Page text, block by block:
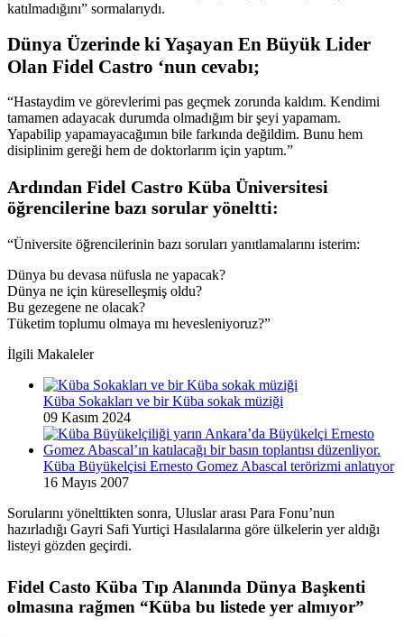
katılmadığını” sormalarıydı.
Dünya Üzerinde ki Yaşayan En Büyük Lider
Olan Fidel Castro ‘nun cevabı;
“Hastaydim ve görevlerimi pas geçmek zorunda kaldım. Kendimi
tamamen adayacak durumda olmadığım bir şeyi yapamam.
Yapabilip yapamayacağımın bile farkında değildim. Bunu hem
disiplinim gereği hem de doktorlarım için yaptım.”
Ardından Fidel Castro Küba Üniversitesi
öğrencilerine bazı sorular yöneltti:
“Üniversite öğrencilerinin bazı soruları yanıtlamalarını isterim:
Dünya bu devasa nüfusla ne yapacak?
Dünya ne için küreselleşmiş oldu?
Bu gezegene ne olacak?
Tüketim toplumu olmaya mı hevesleniyoruz?”
İlgili Makaleler
Küba Sokakları ve bir Küba sokak müziği
09 Kasım 2024
Küba Büyükelçisi Ernesto Gomez Abascal terörizmi anlatıyor
16 Mayıs 2007
Sorularını yönelttikten sonra, Uluslar arası Para Fonu’nun
hazırladığı Gayri Safi Yurtiçi Hasılalarına göre ülkelerin yer aldığı
listeyi gözden geçirdi.
Fidel Casto Küba Tıp Alanında Dünya Başkenti
olmasına rağmen “Küba bu listede yer almıyor”